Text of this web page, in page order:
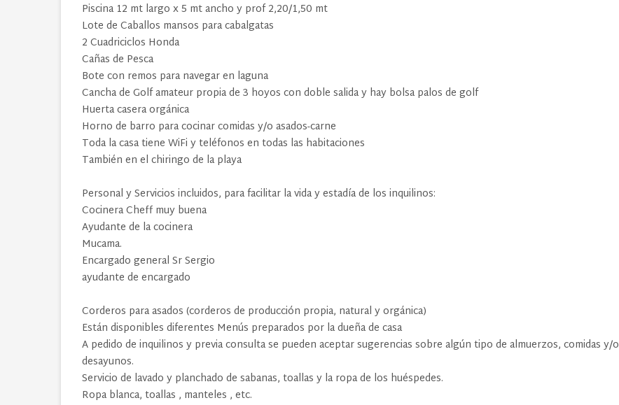
Piscina 12 mt largo x 5 mt ancho y prof 2,20/1,50 mt
Lote de Caballos mansos para cabalgatas
2 Cuadriciclos Honda
Cañas de Pesca
Bote con remos para navegar en laguna
Cancha de Golf amateur propia de 3 hoyos con doble salida y hay bolsa palos de golf
Huerta casera orgánica
Horno de barro para cocinar comidas y/o asados-carne
Toda la casa tiene WiFi y teléfonos en todas las habitaciones
También en el chiringo de la playa
Personal y Servicios incluidos, para facilitar la vida y estadía de los inquilinos:
Cocinera Cheff muy buena
Ayudante de la cocinera
Mucama.
Encargado general Sr Sergio
ayudante de encargado
Corderos para asados (corderos de producción propia, natural y orgánica)
Están disponibles diferentes Menús preparados por la dueña de casa
A pedido de inquilinos y previa consulta se pueden aceptar sugerencias sobre algún tipo de almuerzos, comidas y/o
desayunos.
Servicio de lavado y planchado de sabanas, toallas y la ropa de los huéspedes.
Ropa blanca, toallas , manteles , etc.